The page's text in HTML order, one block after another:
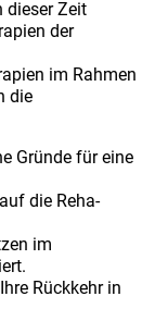
dieser Zeit
der
im Rahmen
die
Gründe für eine
die Reha-
im
Rückkehr in